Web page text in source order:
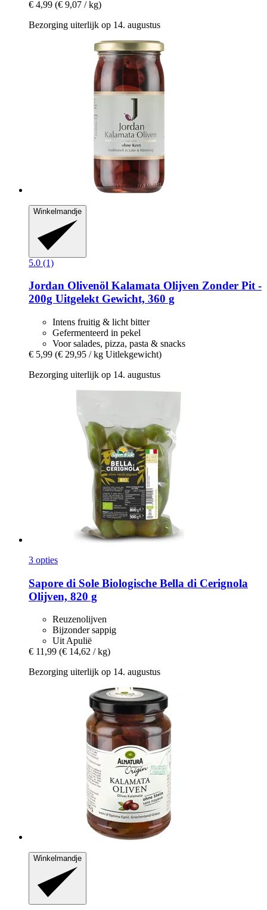
€ 4,99 (€ 9,07 / kg)
Bezorging uiterlijk op 14. augustus
Winkelmandje
5.0 (1)
Jordan Olivenöl Kalamata Olijven Zonder Pit -​
200g Uitgelekt Gewicht, 360 g
Intens fruitig & licht bitter
Gefermenteerd in pekel
Voor salades, pizza, pasta & snacks
€ 5,99 (€ 29,95 / kg Uitlekgewicht)
Bezorging uiterlijk op 14. augustus
3 opties
Sapore di Sole Biologische Bella di Cerignola
Olijven, 820 g
Reuzenolijven
Bijzonder sappig
Uit Apulië
€ 11,99 (€ 14,62 / kg)
Bezorging uiterlijk op 14. augustus
Winkelmandje